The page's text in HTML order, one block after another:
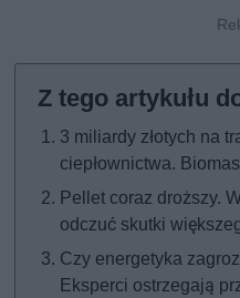
3 miliardy złotych na
ciepłownictwa.
Pellet coraz droższy.
odczuć skutki
Czy energetyka
Eksperci ostrzegają